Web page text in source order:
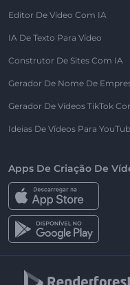
Editor De Vídeo Com IA
IA De Texto Para Vídeo
Construtor De Sites Com IA
Gerador De Nome De
Gerador De Vídeos TikTok
Ideias De Vídeos Para
Apps De Criação De